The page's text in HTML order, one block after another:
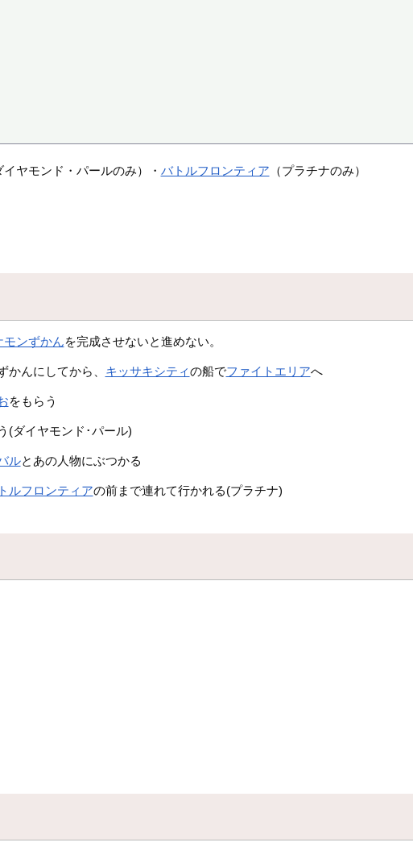
イヤモンド・パールのみ）・ バトルフロンティア （プラチナのみ）
モンずかんを完成させないと進めない。
かんにしてから、 キッサキシティの船でファイトエリアへ
をもらう
(ダイヤモンド･パール)
ルとあの人物にぶつかる
ルフロンティアの前まで連れて行かれる(プラチナ)